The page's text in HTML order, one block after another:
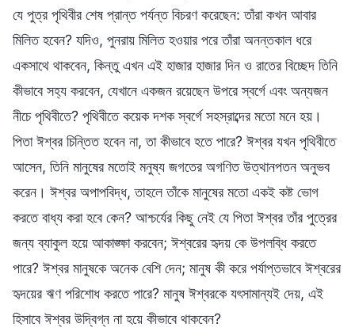
যে পুত্র পৃথিবীর শেষ প্রান্ত পর্যন্ত বিচরণ করেছেন: তাঁরা কখন আবার
মিলিত হবেন? যদিও, পুনরায় মিলিত হওয়ার পরে তাঁরা অনন্তকাল ধরে
একসাথে থাকবেন, কিন্তু এখন এই হাজার হাজার দিন ও রাতের বিচ্ছেদ তিনি
কীভাবে সহ্য করবেন, যেখানে একজন রয়েছেন উপরে স্বর্গে এবং অন্যজন
নীচে পৃথিবীতে? পৃথিবীতে কয়েক দশক স্বর্গে সহস্রাব্দের মতো মনে হয়।
পিতা ঈশ্বর চিন্তিত হবেন না, তা কীভাবে হতে পারে? ঈশ্বর যখন পৃথিবীতে
আসেন, তিনি মানুষের মতোই মনুষ্য জগতের অগণিত উত্থানপতন অনুভব
করেন। ঈশ্বর অপাপবিদ্ধ, তাহলে তাঁকে মানুষের মতো একই কষ্ট ভোগ
করতে বাধ্য করা হবে কেন? আশ্চর্যের কিছু নেই যে পিতা ঈশ্বর তাঁর পুত্রের
জন্য ব্যাকুল হয়ে আকাঙ্ক্ষা করবেন; ঈশ্বরের হৃদয় কে উপলব্ধি করতে
পারে? ঈশ্বর মানুষকে অনেক বেশি দেন; মানুষ কী করে পর্যাপ্তভাবে ঈশ্বরের
হৃদয়ের ঋণ পরিশোধ করতে পারে? মানুষ ঈশ্বরকে যৎসামান্যই দেয়, এই
হিসাবে ঈশ্বর উদ্বিগ্ন না হয়ে কীভাবে থাকবেন?